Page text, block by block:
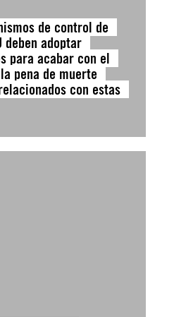
de control de
deben adoptar
para acabar con el
pena de muerte
con estas